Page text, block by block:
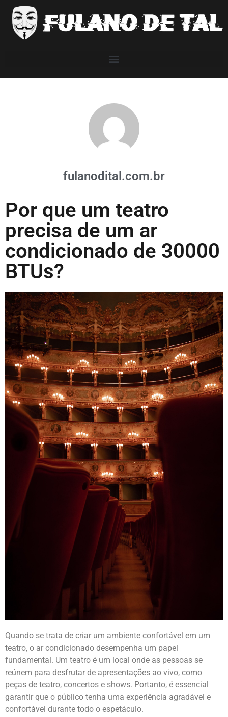
fulanodital.com.br
Por que um teatro
precisa de um ar
condicionado de 30000
BTUs?
Quando se trata de criar um ambiente confortável em um
teatro, o ar condicionado desempenha um papel
fundamental. Um teatro é um local onde as pessoas se
reúnem para desfrutar de apresentações ao vivo, como
peças de teatro, concertos e shows. Portanto, é essencial
garantir que o público tenha uma experiência agradável e
confortável durante todo o espetáculo.